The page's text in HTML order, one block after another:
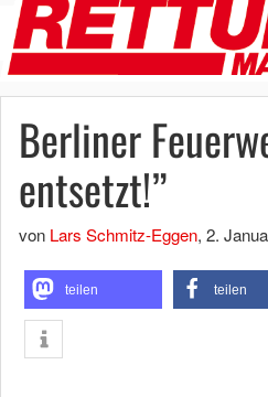
Berliner
entsetzt!”
von Lars Schmitz-Eggen, 2.
teilen teilen